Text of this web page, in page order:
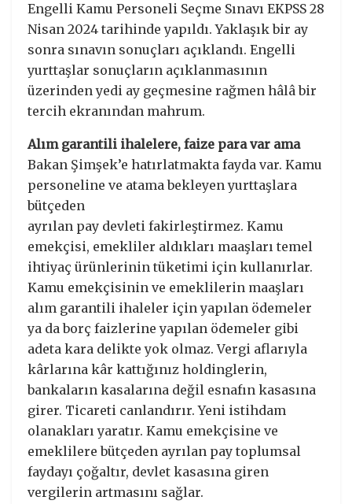
Engelli Kamu Personeli Seçme Sınavı EKPSS 28
Nisan 2024 tarihinde yapıldı. Yaklaşık bir ay
sonra sınavın sonuçları açıklandı. Engelli
yurttaşlar sonuçların açıklanmasının
üzerinden yedi ay geçmesine rağmen hâlâ bir
tercih ekranından mahrum.
Alım garantili ihalelere, faize para var ama
Bakan Şimşek’e hatırlatmakta fayda var. Kamu
personeline ve atama bekleyen yurttaşlara
bütçeden
ayrılan pay devleti fakirleştirmez. Kamu
emekçisi, emekliler aldıkları maaşları temel
ihtiyaç ürünlerinin tüketimi için kullanırlar.
Kamu emekçisinin ve emeklilerin maaşları
alım garantili ihaleler için yapılan ödemeler
ya da borç faizlerine yapılan ödemeler gibi
adeta kara delikte yok olmaz. Vergi aflarıyla
kârlarına kâr kattığınız holdinglerin,
bankaların kasalarına değil esnafın kasasına
girer. Ticareti canlandırır. Yeni istihdam
olanakları yaratır. Kamu emekçisine ve
emeklilere bütçeden ayrılan pay toplumsal
faydayı çoğaltır, devlet kasasına giren
vergilerin artmasını sağlar.